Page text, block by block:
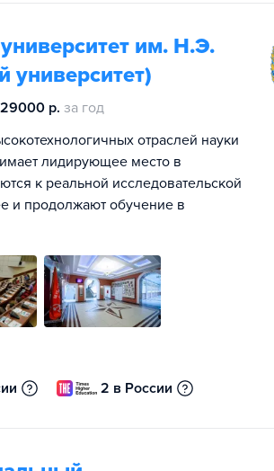
им. Н.Э.
университет)
р. за год
отраслей науки
лидирующее место в
к реальной исследовательской
и продолжают обучение в
2 в России